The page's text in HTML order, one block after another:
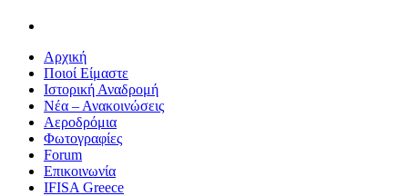
Αρχική
Ποιοί Είμαστε
Ιστορική Αναδρομή
Νέα – Ανακοινώσεις
Αεροδρόμια
Φωτογραφίες
Forum
Επικοινωνία
IFISA Greece